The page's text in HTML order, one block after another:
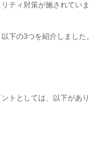
ティ対策が施されていま
下の3つを紹介しました。
トとしては、以下があり